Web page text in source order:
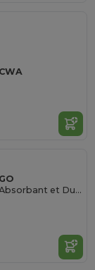
Serviette de Golf en Coton Absorbant et Durable